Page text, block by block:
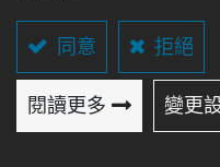
美容用途不織布
同意
拒絕
閱讀更多
變更